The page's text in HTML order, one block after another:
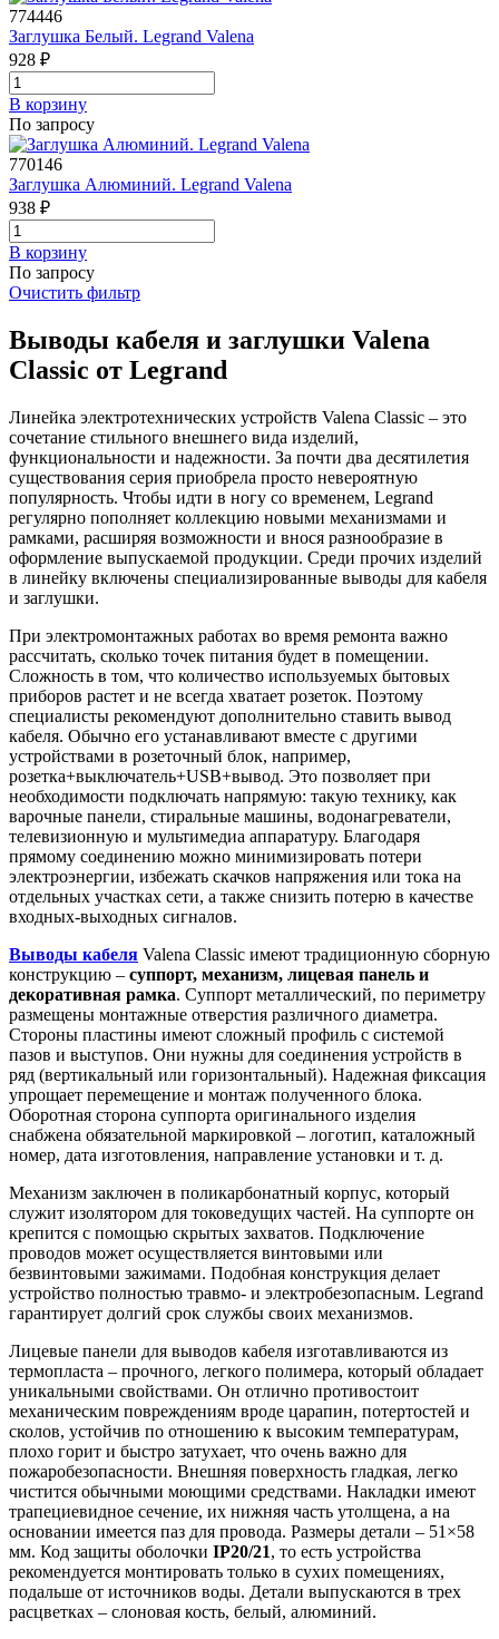
774446
Заглушка Белый. Legrand Valena
928 ₽
В корзинy
По запросу
770146
Заглушка Алюминий. Legrand Valena
938 ₽
В корзинy
По запросу
Очистить фильтр
Выводы кабеля и заглушки Valena
Classic от Legrand
Линейка электротехнических устройств Valena Classic – это
сочетание стильного внешнего вида изделий,
функциональности и надежности. За почти два десятилетия
существования серия приобрела просто невероятную
популярность. Чтобы идти в ногу со временем, Legrand
регулярно пополняет коллекцию новыми механизмами и
рамками, расширяя возможности и внося разнообразие в
оформление выпускаемой продукции. Среди прочих изделий
в линейку включены специализированные выводы для кабеля
и заглушки.
При электромонтажных работах во время ремонта важно
рассчитать, сколько точек питания будет в помещении.
Сложность в том, что количество используемых бытовых
приборов растет и не всегда хватает розеток. Поэтому
специалисты рекомендуют дополнительно ставить вывод
кабеля. Обычно его устанавливают вместе с другими
устройствами в розеточный блок, например,
розетка+выключатель+USB+вывод. Это позволяет при
необходимости подключать напрямую: такую технику, как
варочные панели, стиральные машины, водонагреватели,
телевизионную и мультимедиа аппаратуру. Благодаря
прямому соединению можно минимизировать потери
электроэнергии, избежать скачков напряжения или тока на
отдельных участках сети, а также снизить потерю в качестве
входных-выходных сигналов.
Выводы кабеля Valena Classic имеют традиционную сборную
конструкцию – суппорт, механизм, лицевая панель и
декоративная рамка. Суппорт металлический, по периметру
размещены монтажные отверстия различного диаметра.
Стороны пластины имеют сложный профиль с системой
пазов и выступов. Они нужны для соединения устройств в
ряд (вертикальный или горизонтальный). Надежная фиксация
упрощает перемещение и монтаж полученного блока.
Оборотная сторона суппорта оригинального изделия
снабжена обязательной маркировкой – логотип, каталожный
номер, дата изготовления, направление установки и т. д.
Механизм заключен в поликарбонатный корпус, который
служит изолятором для токоведущих частей. На суппорте он
крепится с помощью скрытых захватов. Подключение
проводов может осуществляется винтовыми или
безвинтовыми зажимами. Подобная конструкция делает
устройство полностью травмо- и электробезопасным. Legrand
гарантирует долгий срок службы своих механизмов.
Лицевые панели для выводов кабеля изготавливаются из
термопласта – прочного, легкого полимера, который обладает
уникальными свойствами. Он отлично противостоит
механическим повреждениям вроде царапин, потертостей и
сколов, устойчив по отношению к высоким температурам,
плохо горит и быстро затухает, что очень важно для
пожаробезопасности. Внешняя поверхность гладкая, легко
чистится обычными моющими средствами. Накладки имеют
трапециевидное сечение, их нижняя часть утолщена, а на
основании имеется паз для провода. Размеры детали – 51×58
мм. Код защиты оболочки IP20/21, то есть устройства
рекомендуется монтировать только в сухих помещениях,
подальше от источников воды. Детали выпускаются в трех
расцветках – слоновая кость, белый, алюминий.